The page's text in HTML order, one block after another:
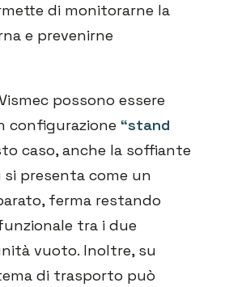
di monitorarne la
e prevenirne
possono essere
configurazione “stand
caso, anche la soffiante
si presenta come un
ferma restando
tra i due
vuoto. Inoltre, su
di trasporto può